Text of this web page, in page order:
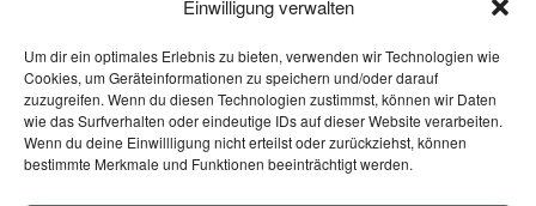
Einwilligung verwalten
Um dir ein optimales Erlebnis zu bieten, verwenden wir Technologien wie
Cookies, um Geräteinformationen zu speichern und/oder darauf
zuzugreifen. Wenn du diesen Technologien zustimmst, können wir Daten
wie das Surfverhalten oder eindeutige IDs auf dieser Website verarbeiten.
Wenn du deine Einwillligung nicht erteilst oder zurückziehst, können
bestimmte Merkmale und Funktionen beeinträchtigt werden.
Cookie-Einstellungen
Suche